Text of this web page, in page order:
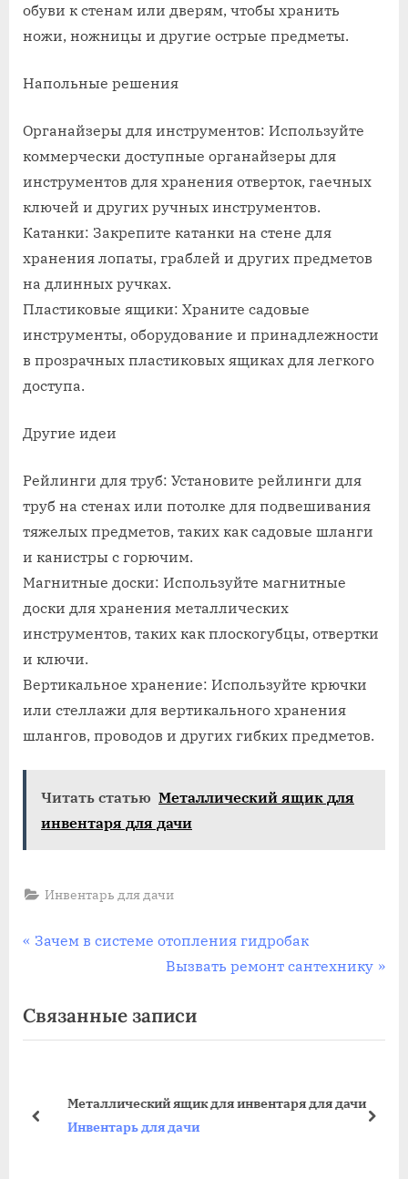
обуви к стенам или дверям, чтобы хранить
ножи, ножницы и другие острые предметы.
Напольные решения
Органайзеры для инструментов: Используйте
коммерчески доступные органайзеры для
инструментов для хранения отверток, гаечных
ключей и других ручных инструментов.
Катанки: Закрепите катанки на стене для
хранения лопаты, граблей и других предметов
на длинных ручках.
Пластиковые ящики: Храните садовые
инструменты, оборудование и принадлежности
в прозрачных пластиковых ящиках для легкого
доступа.
Другие идеи
Рейлинги для труб: Установите рейлинги для
труб на стенах или потолке для подвешивания
тяжелых предметов, таких как садовые шланги
и канистры с горючим.
Магнитные доски: Используйте магнитные
доски для хранения металлических
инструментов, таких как плоскогубцы, отвертки
и ключи.
Вертикальное хранение: Используйте крючки
или стеллажи для вертикального хранения
шлангов, проводов и других гибких предметов.
Читать статью Металлический ящик для
инвентаря для дачи
Инвентарь для дачи
Навигация
записям
П
д
ы
щ
Зачем в системе отопления гидробак
С
е
д
Вызвать ремонт сантехнику
Связанные записи
Металлический ящик для инвентаря для дачи
Инвентарь для дачи
пред